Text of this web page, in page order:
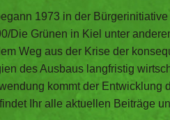
1973 in der
Die Grünen in Kiel unter
Weg aus der Krise der
des Ausbaus langfristig
kommt der
Ihr alle aktuellen Beiträge